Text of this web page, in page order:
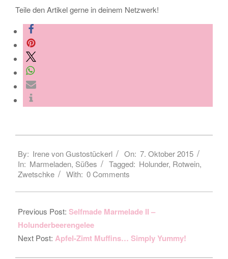
Teile den Artikel gerne in deinem Netzwerk!
10-
07
By: Irene von Gustostückerl On: 7. Oktober 2015
In: Marmeladen, Süßes Tagged: Holunder, Rotwein,
Zwetschke
With: 0 Comments
Previous Post: Selfmade Marmelade II –
Holunderbeerengelee
Next Post: Apfel-Zimt Muffins… Simply Yummy!